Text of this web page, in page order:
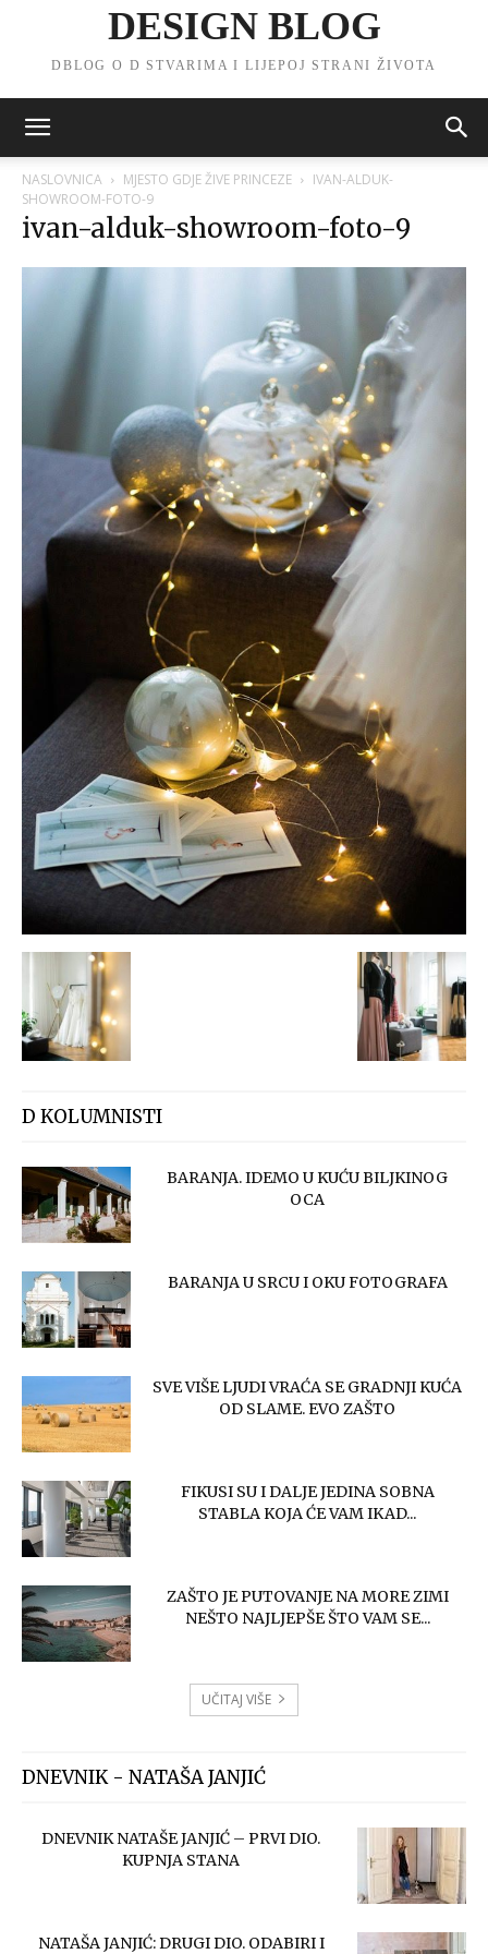
DESIGN BLOG
DBLOG O D STVARIMA I LIJEPOJ STRANI ŽIVOTA
NASLOVNICA MJESTO GDJE ŽIVE PRINCEZE
IVAN-ALDUK-
SHOWROOM-FOTO-9
ivan-alduk-showroom-foto-9
D KOLUMNISTI
BARANJA. IDEMO U KUĆU BILJKINOG
OCA
BARANJA U SRCU I OKU FOTOGRAFA
SVE VIŠE LJUDI VRAĆA SE GRADNJI KUĆA
OD SLAME. EVO ZAŠTO
FIKUSI SU I DALJE JEDINA SOBNA
STABLA KOJA ĆE VAM IKAD...
ZAŠTO JE PUTOVANJE NA MORE ZIMI
NEŠTO NAJLJEPŠE ŠTO VAM SE...
UČITAJ VIŠE
DNEVNIK - NATAŠA JANJIĆ
DNEVNIK NATAŠE JANJIĆ – PRVI DIO.
KUPNJA STANA
NATAŠA JANJIĆ: DRUGI DIO. ODABIRI I